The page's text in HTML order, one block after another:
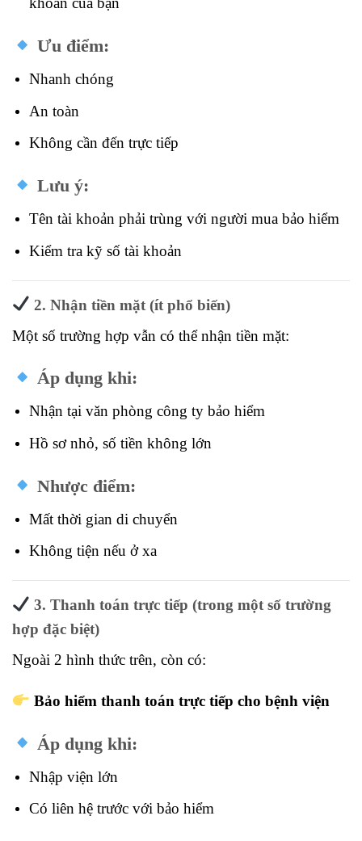
Ưu điểm:
Nhanh chóng
An toàn
Không cần đến trực tiếp
Lưu ý:
Tên tài khoản phải trùng với người mua bảo hiểm
Kiểm tra kỹ số tài khoản
2. Nhận tiền mặt (ít phổ biến)
Một số trường hợp vẫn có thể nhận tiền mặt:
Áp dụng khi:
Nhận tại văn phòng công ty bảo hiểm
Hồ sơ nhỏ, số tiền không lớn
Nhược điểm:
Mất thời gian di chuyển
Không tiện nếu ở xa
3. Thanh toán trực tiếp (trong một số trường
hợp đặc biệt)
Ngoài 2 hình thức trên, còn có:
Bảo hiểm thanh toán trực tiếp cho bệnh viện
Áp dụng khi:
Nhập viện lớn
Có liên hệ trước với bảo hiểm